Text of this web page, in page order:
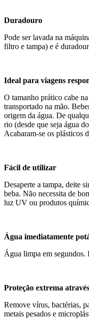
Duradouro
Pode ser lavada na
filtro e tampa) e é
Ideal para viagens
O tamanho prático cabe
transportado na mão.
origem da água. De
rio (desde que seja água
Acabaram-se os plásticos
Fácil de utilizar
Desaperte a tampa, deite
beba. Não necessita de
luz UV ou produtos
Água imediatamente
Água limpa em segundos.
Proteção extrema
Remove vírus, bactérias,
metais pesados e